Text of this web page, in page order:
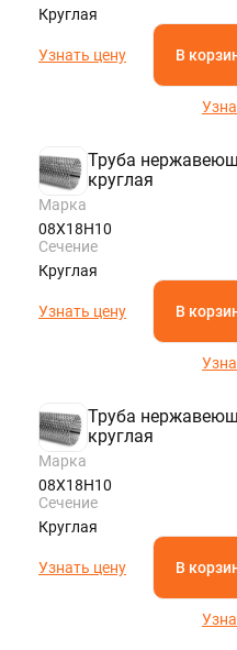
Круглая
Узнать цену В
Труба
круглая
Марка
08Х18Н10
Сечение
Круглая
Узнать цену В
Труба
круглая
Марка
08Х18Н10
Сечение
Круглая
Узнать цену В